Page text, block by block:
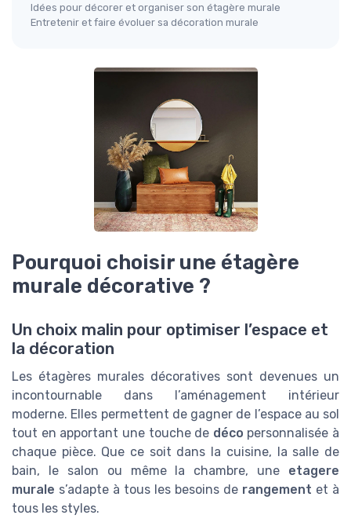
Idées pour décorer et organiser son étagère murale
Entretenir et faire évoluer sa décoration murale
Pourquoi choisir une étagère
murale décorative ?
Un choix malin pour optimiser l’espace et
la décoration
Les étagères murales décoratives sont devenues un
incontournable dans l’aménagement intérieur
moderne. Elles permettent de gagner de l’espace au sol
tout en apportant une touche de déco personnalisée à
chaque pièce. Que ce soit dans la cuisine, la salle de
bain, le salon ou même la chambre, une etagere
murale s’adapte à tous les besoins de rangement et à
tous les styles.